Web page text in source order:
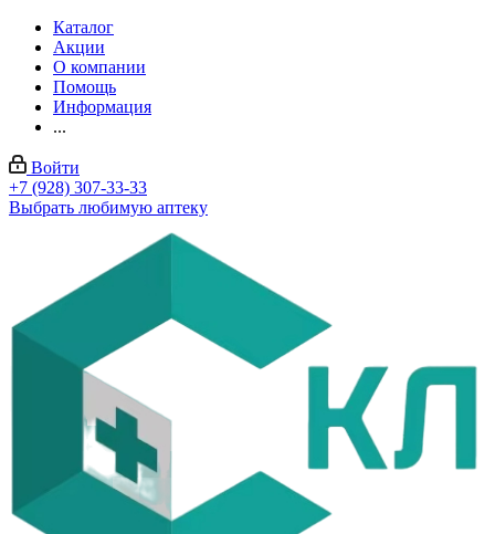
Каталог
Акции
О компании
Помощь
Информация
...
Войти
+7 (928) 307-33-33
Выбрать любимую аптеку